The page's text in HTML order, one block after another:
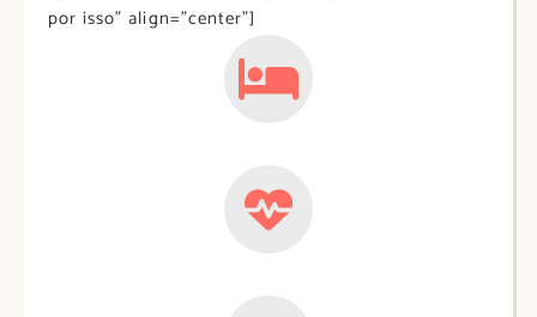
por isso” align=”center”]